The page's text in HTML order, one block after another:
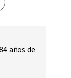
años de